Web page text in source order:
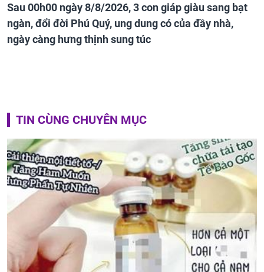
Sau 00h00 ngày 8/8/2026, 3 con giáp giàu sang bạt
ngàn, đổi đời Phú Quý, ung dung có của đầy nhà,
ngày càng hưng thịnh sung túc
TIN CÙNG CHUYÊN MỤC